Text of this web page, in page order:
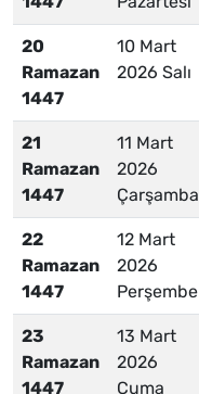
20
Ramazan
1447
10 Mart
2026 Salı
21
Ramazan
1447
11 Mart
2026
Çarşamba
22
Ramazan
1447
12 Mart
2026
Perşembe
23
Ramazan
1447
13 Mart
2026
Cuma